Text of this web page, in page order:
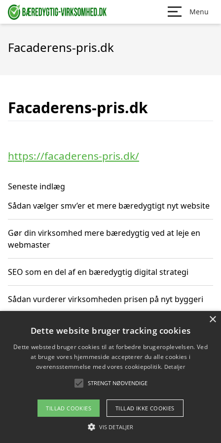
Menu
Facaderens-pris.dk
Facaderens-pris.dk
https://facaderens-pris.dk/
Seneste indlæg
Sådan vælger smv’er et mere bæredygtigt nyt website
Gør din virksomhed mere bæredygtig ved at leje en
webmaster
SEO som en del af en bæredygtig digital strategi
Sådan vurderer virksomheden prisen på nyt byggeri
Sådan får du hjælp til en hjemmeside uden binding
Copyright 2026 - Pilanto Aps
Om / kontakt
Blog Betingelser
×
Dette website bruger tracking cookies
Dette websted bruger cookies til at forbedre brugeroplevelsen. Ved
at bruge vores hjemmeside accepterer du alle cookies i
overensstemmelse med vores cookiepolitik. Detaljer
STRENGT NØDVENDIGE
TILLAD COOKIES TILLAD IKKE COOKIES
VIS DETALJER